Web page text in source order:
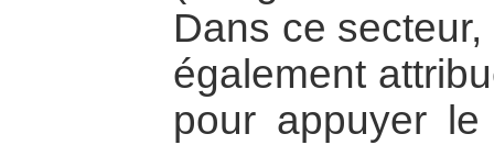
Dans ce
également
pour appuyer le